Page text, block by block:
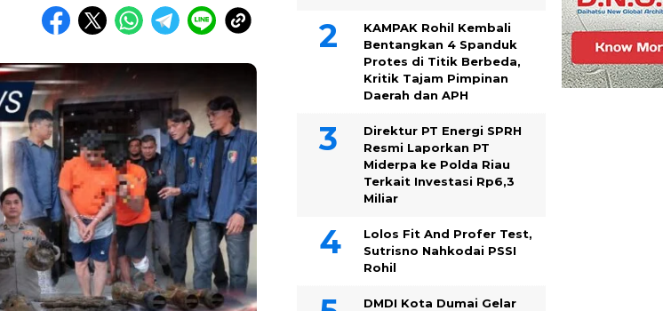
KAMPAK Rohil Kembali
Bentangkan 4 Spanduk
Protes di Titik Berbeda,
Kritik Tajam Pimpinan
Daerah dan APH
Direktur PT Energi SPRH
Resmi Laporkan PT
Miderpa ke Polda Riau
Terkait Investasi Rp6,3
Miliar
Lolos Fit And Profer Test,
Sutrisno Nahkodai PSSI
Rohil
DMDI Kota Dumai Gelar